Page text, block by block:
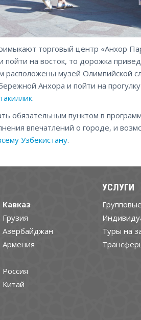
торговый центр «Анхор
пойти на восток, то дорожка
расположены музей Олимпийской
Анхора и пойти на
.
обязательным пунктом в
впечатлений о городе, и
Узбекистану.
Кавказ
Грузия
Азербайджан
Армения
Россия
Китай
УСЛУГИ
Туры на